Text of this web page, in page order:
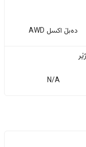
دەبڵ اکسل AWD
N/A